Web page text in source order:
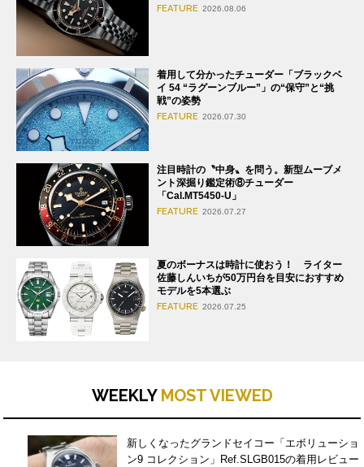
FEATURE 2026.08.06
着用して分かったチューダー「ブラックベ
イ 54 “ラグーンブルー”」の“保守”と“挑
戦”の姿勢
FEATURE 2026.07.30
注目時計の〝中身〟を問う。新型ムーブメ
ント深掘り鑑定術⑧チューダー
「Cal.MT5450-U」
FEATURE 2026.07.27
夏のボーナスは時計に使おう！ ライター
佐藤しんいちが50万円台を目安におすすめ
モデルを5本選ぶ
FEATURE 2026.07.25
WEEKLY MOST VIEWED
新しくなったグランドセイコー「エボリューショ
ン9 コレクション」Ref.SLGB015の着用レビュー